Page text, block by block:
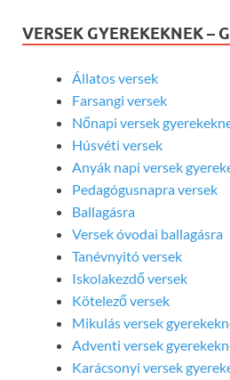
VERSEK GYEREKEKNEK –
Állatos versek
Farsangi versek
Nőnapi versek
Húsvéti versek
Anyák napi versek
Pedagógusnapra versek
Ballagásra
Versek óvodai ballagásra
Tanévnyitó versek
Iskolakezdő versek
Kötelező versek
Mikulás versek
Adventi versek
Karácsonyi versek